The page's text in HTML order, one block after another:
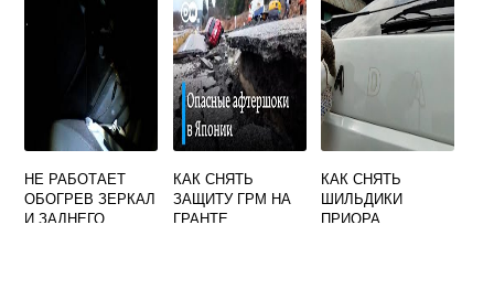
НЕ РАБОТАЕТ
ОБОГРЕВ ЗЕРКАЛ
И ЗАДНЕГО
КАК СНЯТЬ
ЗАЩИТУ ГРМ НА
ГРАНТЕ
КАК СНЯТЬ
ШИЛЬДИКИ
ПРИОРА